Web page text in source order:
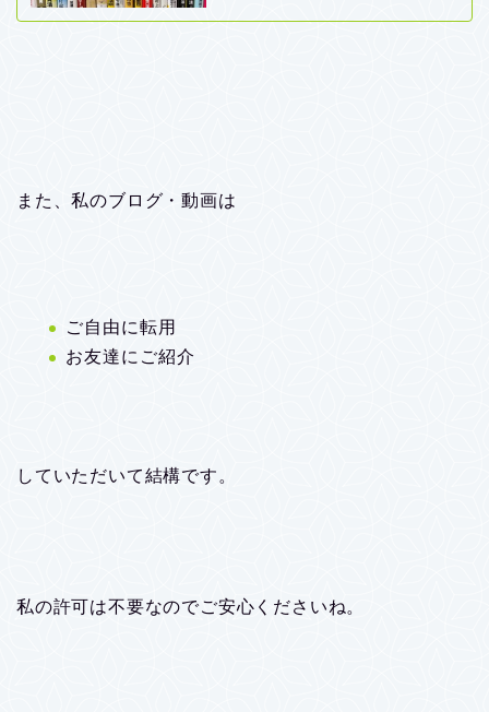
また、私のブログ・動画は
ご自由に転用
お友達にご紹介
していただいて結構です。
私の許可は不要なのでご安心くださいね。